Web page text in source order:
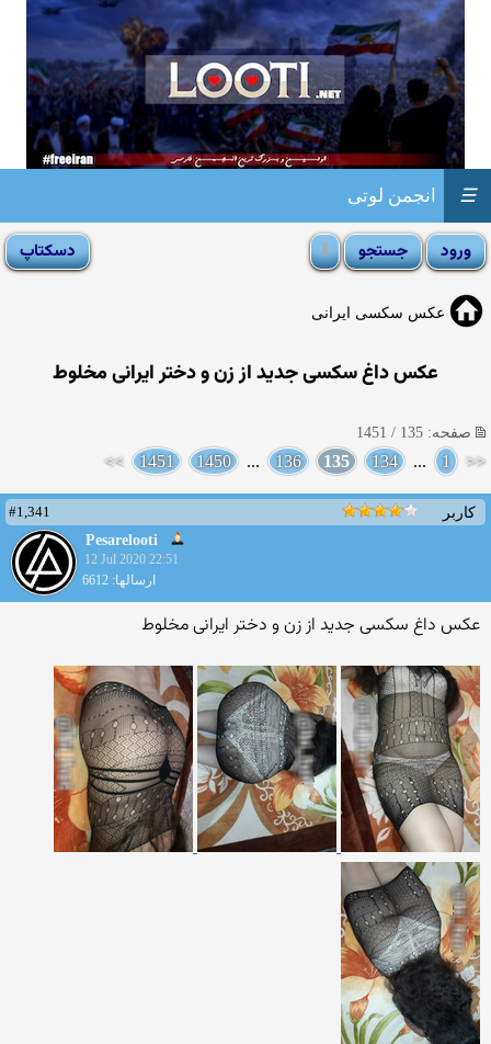
انجمن لوتی ☰
عکس سکسی ایرانی
عکس داغ سکسی جدید از زن و دختر ایرانی مخلوط
صفحه: 135 / 1451
<<
1
...
134
135
136
...
1450
1451
>>
کاربر
#1,341
Pesarelooti
12 Jul 2020 22:51
ارسالها: 6612
عکس داغ سکسی جدید از زن و دختر ایرانی مخلوط